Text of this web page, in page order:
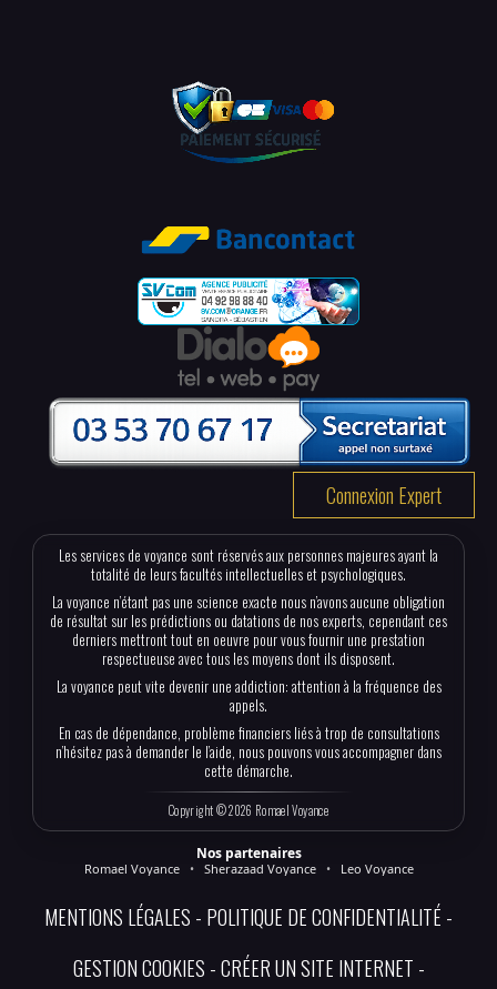
Connexion Expert
Les services de voyance sont réservés aux personnes majeures ayant la
totalité de leurs facultés intellectuelles et psychologiques.
La voyance n’étant pas une science exacte nous n’avons aucune obligation
de résultat sur les prédictions ou datations de nos experts, cependant ces
derniers mettront tout en oeuvre pour vous fournir une prestation
respectueuse avec tous les moyens dont ils disposent.
La voyance peut vite devenir une addiction: attention à la fréquence des
appels.
En cas de dépendance, problème financiers liés à trop de consultations
n’hésitez pas à demander le l’aide, nous pouvons vous accompagner dans
cette démarche.
Copyright © 2026 Romael Voyance
Nos partenaires
Romael Voyance • Sherazaad Voyance • Leo Voyance
MENTIONS LÉGALES
POLITIQUE DE CONFIDENTIALITÉ
GESTION COOKIES CRÉER UN SITE INTERNET